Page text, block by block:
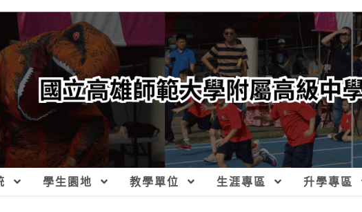
學生園地 教學單位 生涯專區 升學專區